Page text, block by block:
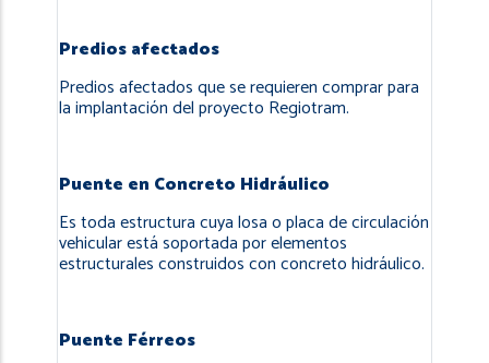
Predios afectados
Predios afectados que se requieren comprar para
la implantación del proyecto Regiotram.
Puente en Concreto Hidráulico
Es toda estructura cuya losa o placa de circulación
vehicular está soportada por elementos
estructurales construidos con concreto hidráulico.
Puente Férreos